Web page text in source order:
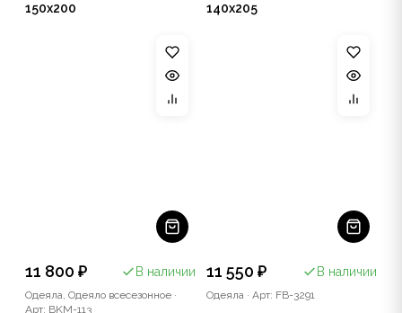
150x200
140x205
11 800 ₽ В наличии
Одеяла, Одеяло всесезонное ·
Арт: BKM-113
11 550 ₽ В наличии
Одеяла · Арт: FB-3291